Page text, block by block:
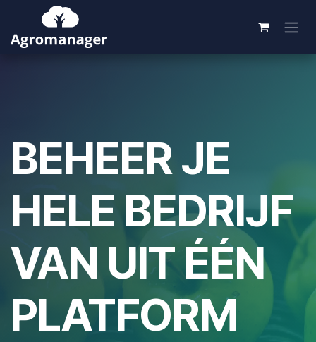
Overslaan naar inhoud
BEHEER JE
HELE BEDRIJF
VAN UIT ÉÉN
PLATFORM